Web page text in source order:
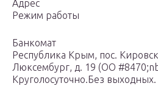
Адрес
Режим работы
Банкомат
Республика Крым, пос.
Люксембург, д. 19 (ОО
Круголосуточно.Без выходных.